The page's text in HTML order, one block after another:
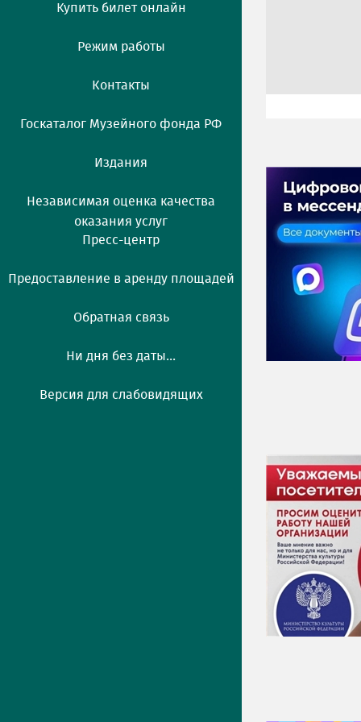
Купить билет онлайн
Режим работы
Контакты
Госкаталог Музейного фонда РФ
Издания
Независимая оценка качества
оказания услуг
Пресс-центр
Предоставление в аренду площадей
Обратная связь
Ни дня без даты...
Версия для слабовидящих